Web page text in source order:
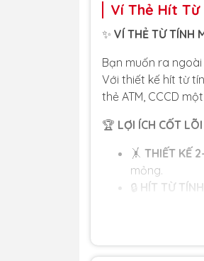
Ví Thẻ Hít
✨ VÍ THẺ TỪ TÍNH
Bạn muốn ra
Với thiết kế hít từ
thẻ ATM, CCCD
🏆 LỢI ÍCH CỐT
🤸 THIẾT KẾ
mỏng.
🔒 HÍT TỪ
💳SỨC